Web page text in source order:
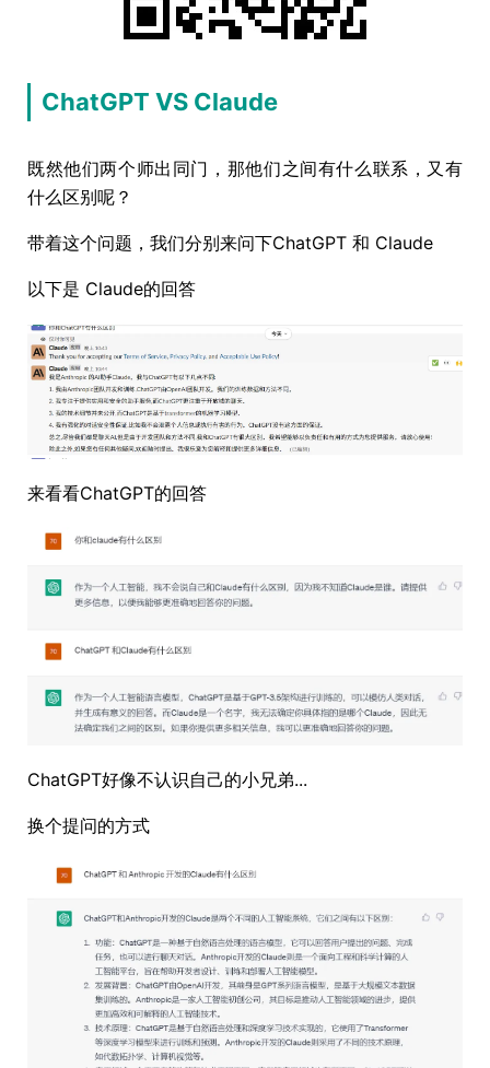
ChatGPT VS Claude
既然他们两个师出同门，那他们之间有什么联系，又有
什么区别呢？
带着这个问题，我们分别来问下ChatGPT 和 Claude
以下是 Claude的回答
来看看ChatGPT的回答
ChatGPT好像不认识自己的小兄弟...
换个提问的方式